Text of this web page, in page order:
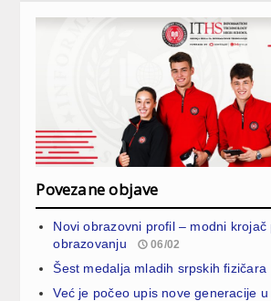
Povezane objave
Novi obrazovni profil – modni krojač
obrazovanju
06/02
Šest medalja mladih srpskih fizičara
Već je počeo upis nove generacije